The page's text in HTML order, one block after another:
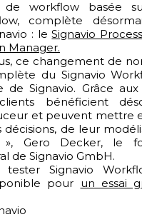
de workflow basée
complète
: leSignavio
Manager.
ce changement de
du Signavio
de Signavio. Grâce
bénéficient
et peuvent mettre
décisions, de leur
», Gero Decker, le
de Signavio GmbH.
tester Signavio
pour un essai